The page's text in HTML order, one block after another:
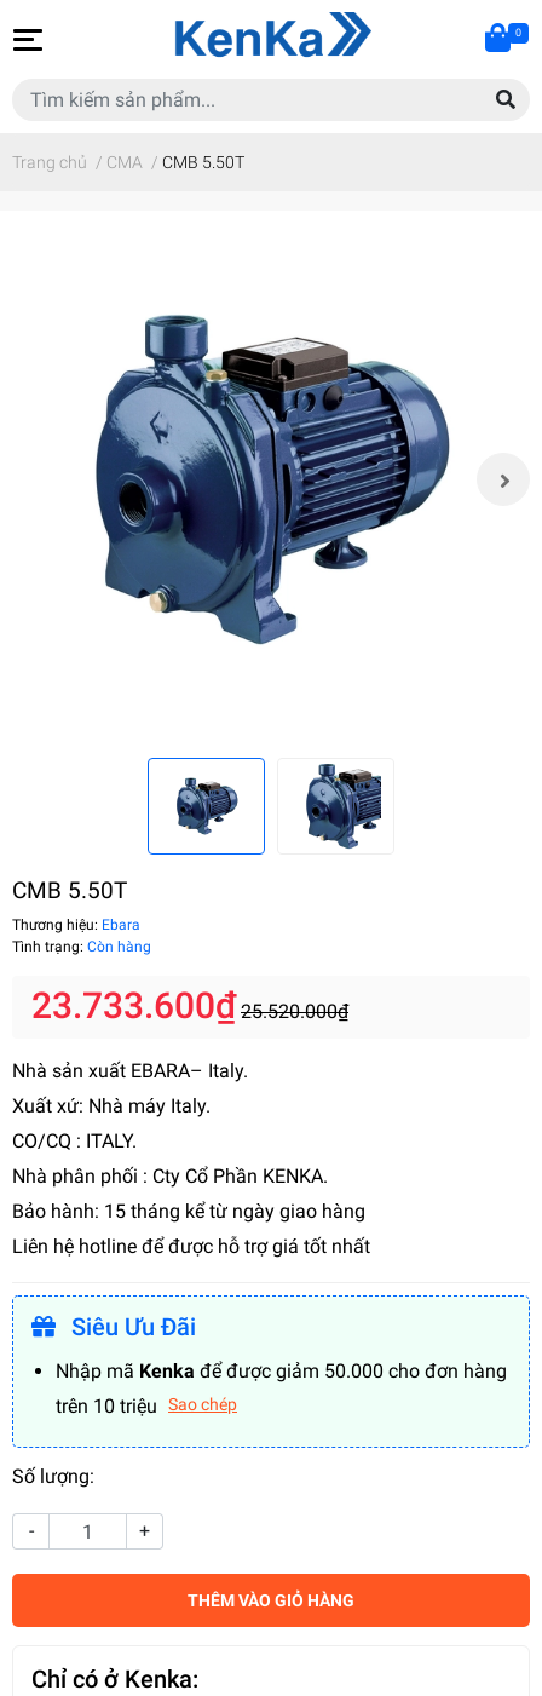
0
Trang chủ / CMA / CMB 5.50T
CMB 5.50T
Thương hiệu: Ebara
Tình trạng: Còn hàng
23.733.600₫ 25.520.000₫
Nhà sản xuất EBARA– Italy.
Xuất xứ: Nhà máy Italy.
CO/CQ : ITALY.
Nhà phân phối : Cty Cổ Phần KENKA.
Bảo hành: 15 tháng kể từ ngày giao hàng
Liên hệ hotline để được hỗ trợ giá tốt nhất
Siêu Ưu Đãi
Nhập mã Kenka để được giảm 50.000 cho đơn hàng
trên 10 triệu
Sao chép
Số lượng:
- +
THÊM VÀO GIỎ HÀNG
Chỉ có ở Kenka: